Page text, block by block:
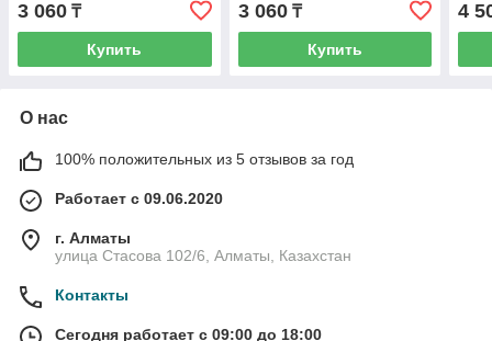
3 060 ₸
Купить
3 060₸
Купить
4
О нас
100% положительных из 5 отзывов за год
Работает с 09.06.2020
г. Алматы
улица Стасова 102/6, Алматы, Казахстан
Контакты
Сегодня работает с 09:00 до 18:00